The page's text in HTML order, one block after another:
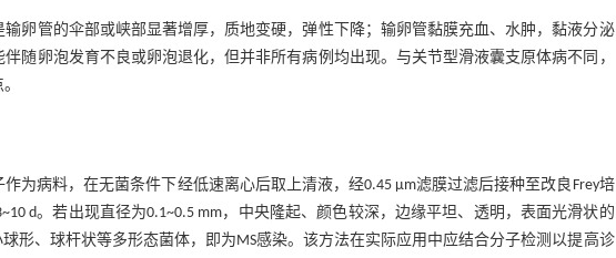
卵管的伞部或峡部显著增厚，质地变硬，弹性下降；输卵管黏膜充血、水肿，黏液分泌
随卵泡发育不良或卵泡退化，但并非所有病例均出现。与关节型滑液囊支原体病不同，
为病料，在无菌条件下经低速离心后取上清液，经0.45 μm滤膜过滤后接种至改良Frey培
d。若出现直径为0.1~0.5 mm，中央隆起、颜色较深，边缘平坦、透明，表面光滑状的
形、球杆状等多形态菌体，即为MS感染。该方法在实际应用中应结合分子检测以提高诊